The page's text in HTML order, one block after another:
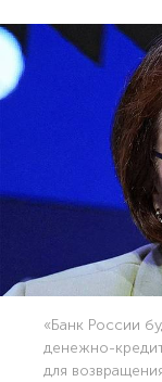
«Банк России
денежно-
для